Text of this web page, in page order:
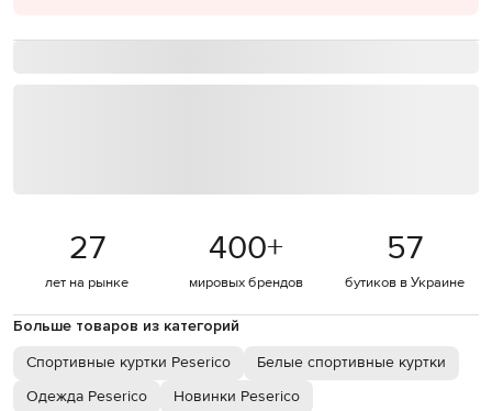
27
лет на рынке
400+
мировых брендов
57
бутиков в Украине
Больше товаров из категорий
Спортивные куртки Peserico
Белые спортивные куртки
Одежда Peserico
Новинки Peserico